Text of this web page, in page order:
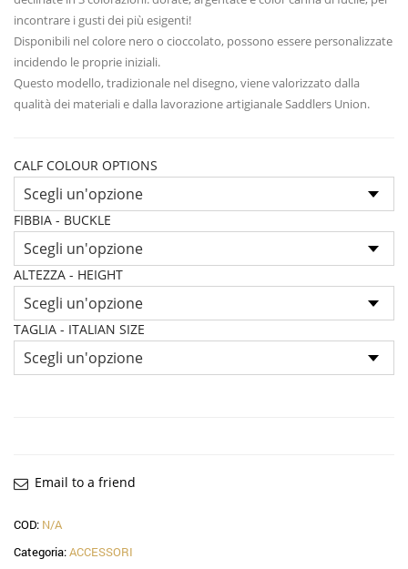
incontrare i gusti dei più esigenti!
Disponibili nel colore nero o cioccolato, possono essere personalizzate
incidendo le proprie iniziali.
Questo modello, tradizionale nel disegno, viene valorizzato dalla
qualità dei materiali e dalla lavorazione artigianale Saddlers Union.
CALF COLOUR OPTIONS
FIBBIA - BUCKLE
ALTEZZA - HEIGHT
TAGLIA - ITALIAN SIZE
Email to a friend
COD: N/A
Categoria:ACCESSORI